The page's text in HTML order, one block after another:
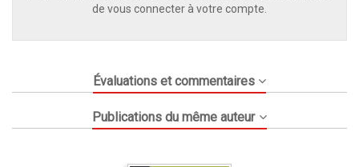
de vous connecter à votre compte.
Évaluations et commentaires
Publications du même auteur